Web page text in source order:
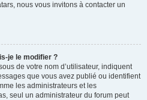
nous vous invitons à contacter un
je le modifier ?
de votre nom d’utilisateur, indiquent
que vous avez publié ou identifient
les administrateurs et les
seul un administrateur du forum peut